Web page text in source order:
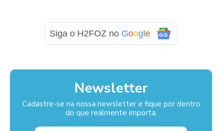
Siga o H2FOZ no Goog e
Newsletter
Cadastre-se na nossa newsletter e fique por dentro
do que realmente importa.